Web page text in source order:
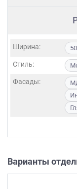
Ширина:
Стиль:
Фасады:
Варианты